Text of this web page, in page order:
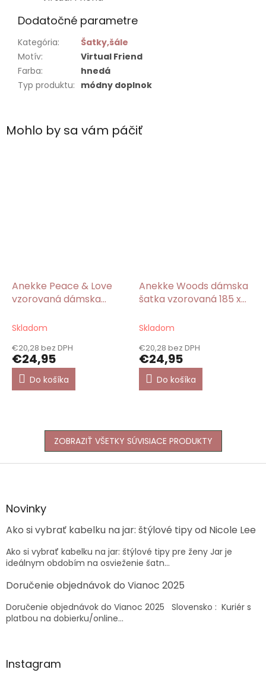
Mohlo by sa vám páčiť
Anekke Peace & Love
vzorovaná dámska
Skladom
€20,28 bez DPH
€24,95
Do košíka
Anekke Woods dámska
šatka vzorovaná 185 x
Skladom
€20,28 bez DPH
€24,95
Do košíka
ZOBRAZIŤ VŠETKY SÚVISIACE PRODUKTY
Dodatočné parametre
Kategória:
Šatky,šále
Motív:
Virtual Friend
Farba:
hnedá
Typ produktu: módny doplnok
Z
äNovinky
Ako si vybrať kabelku na jar: štýlové tipy od Nicole Lee
Ako si vybrať kabelku na jar: štýlové tipy pre ženy Jar je
ideálnym obdobím na osvieženie šatn...
Doručenie objednávok do Vianoc 2025
Doručenie objednávok do Vianoc 2025 Slovensko : Kuriér s
platbou na dobierku/online...
Instagram